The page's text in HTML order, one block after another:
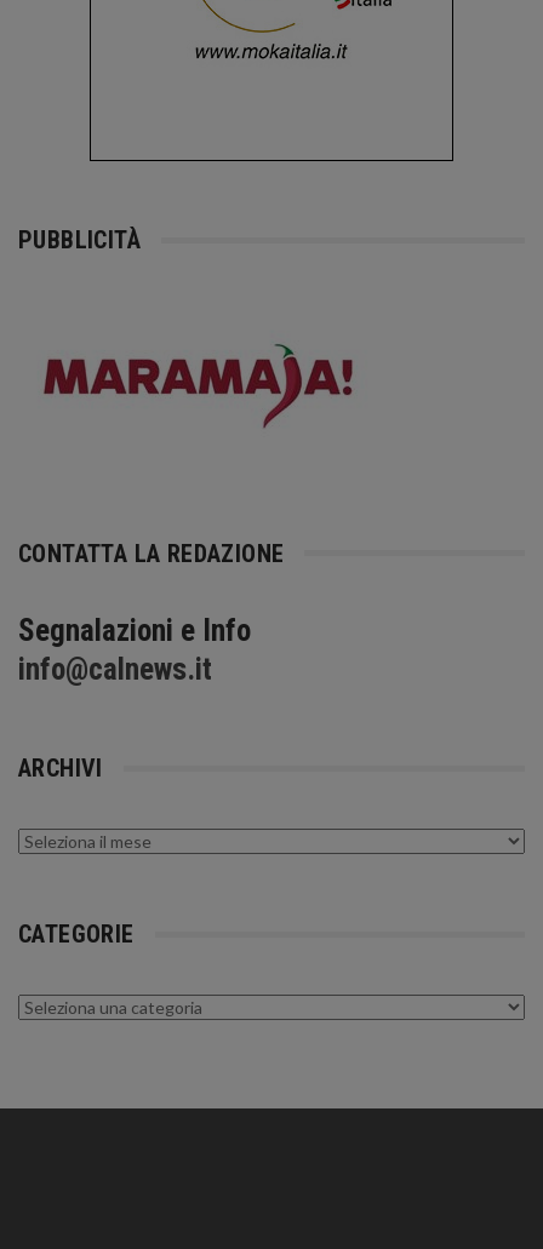
PUBBLICITÀ
CONTATTA LA REDAZIONE
Segnalazioni e Info
info@calnews.it
ARCHIVI
Archivi
CATEGORIE
Categorie